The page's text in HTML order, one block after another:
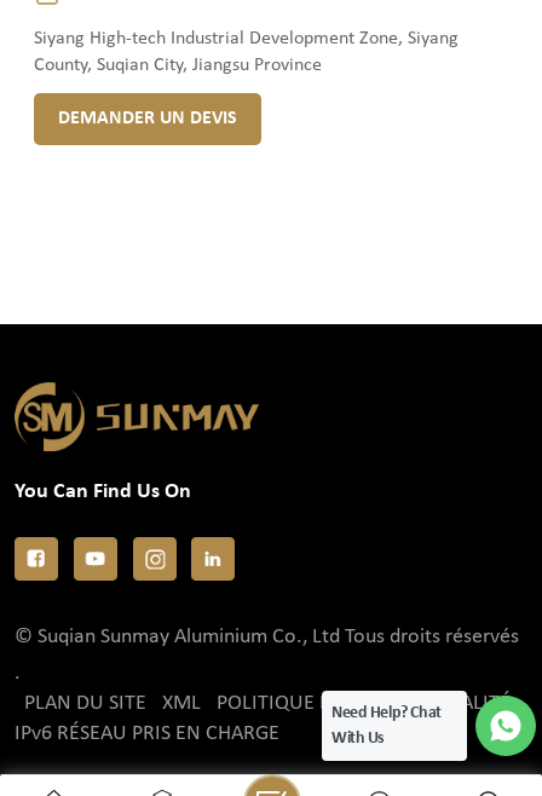
Siyang High-tech Industrial Development Zone, Siyang
County, Suqian City, Jiangsu Province
DEMANDER UN DEVIS
You Can Find Us On
© Suqian Sunmay Aluminium Co., Ltd Tous droits réservés
.
PLAN DU SITE
XML
POLITIQUE DE CONFIDENTIALITÉ
IPv6 RÉSEAU PRIS EN CHARGE
Need Help? Chat
With Us